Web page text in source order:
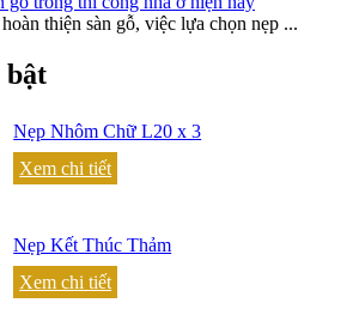
thiện sàn gỗ, việc lựa chọn nẹp ...
bật
Nẹp Nhôm Chữ L20 x 3
Xem chi tiết
Nẹp Kết Thúc Thảm
Xem chi tiết